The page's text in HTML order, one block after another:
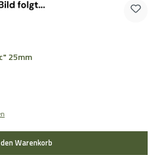
25mm
Warenkorb